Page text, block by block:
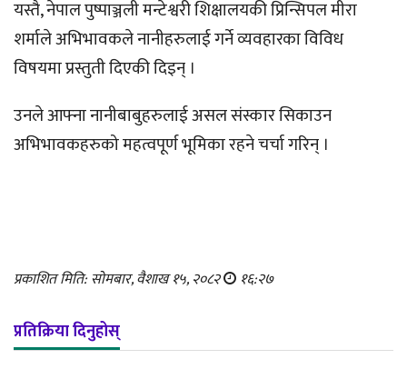
यस्तै, नेपाल पुष्पाञ्जली मन्टेश्वरी शिक्षालयकी प्रिन्सिपल मीरा
शर्माले अभिभावकले नानीहरुलाई गर्ने व्यवहारका विविध
विषयमा प्रस्तुती दिएकी दिइन् ।
उनले आफ्ना नानीबाबुहरुलाई असल संस्कार सिकाउन
अभिभावकहरुको महत्वपूर्ण भूमिका रहने चर्चा गरिन् ।
प्रकाशित मिति: सोमबार, वैशाख १५, २०८२ १६:२७
प्रतिक्रिया दिनुहोस्